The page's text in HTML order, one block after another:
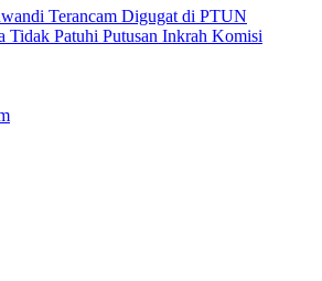
Terancam Digugat di PTUN
Tidak Patuhi Putusan Inkrah Komisi